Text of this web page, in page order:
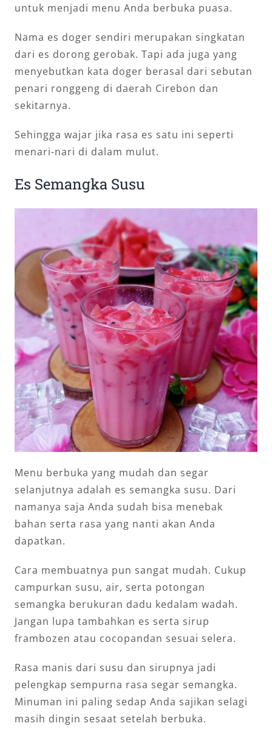
untuk menjadi menu Anda berbuka puasa.
Nama es doger sendiri merupakan singkatan
dari es dorong gerobak. Tapi ada juga yang
menyebutkan kata doger berasal dari sebutan
penari ronggeng di daerah Cirebon dan
sekitarnya.
Sehingga wajar jika rasa es satu ini seperti
menari-nari di dalam mulut.
Es Semangka Susu
Menu berbuka yang mudah dan segar
selanjutnya adalah es semangka susu. Dari
namanya saja Anda sudah bisa menebak
bahan serta rasa yang nanti akan Anda
dapatkan.
Cara membuatnya pun sangat mudah. Cukup
campurkan susu, air, serta potongan
semangka berukuran dadu kedalam wadah.
Jangan lupa tambahkan es serta sirup
frambozen atau cocopandan sesuai selera.
Rasa manis dari susu dan sirupnya jadi
pelengkap sempurna rasa segar semangka.
Minuman ini paling sedap Anda sajikan selagi
masih dingin sesaat setelah berbuka.